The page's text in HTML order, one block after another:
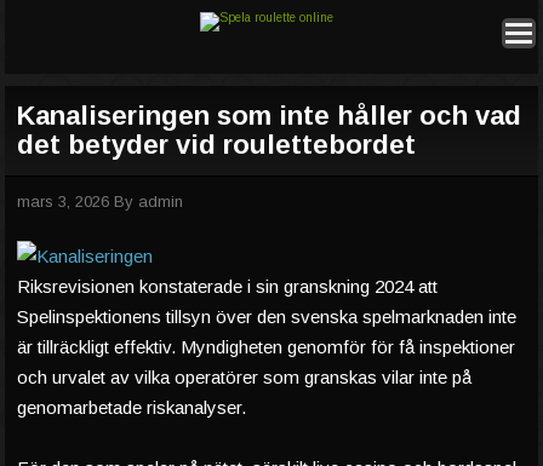
Kanaliseringen som inte håller och vad
det betyder vid roulettebordet
mars 3, 2026 By admin
Riksrevisionen konstaterade i sin granskning 2024 att
Spelinspektionens tillsyn över den svenska spelmarknaden inte
är tillräckligt effektiv. Myndigheten genomför för få inspektioner
och urvalet av vilka operatörer som granskas vilar inte på
genomarbetade riskanalyser.